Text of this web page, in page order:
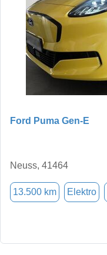
Ford Puma Gen-E
Neuss, 41464
13.500 km Elektro